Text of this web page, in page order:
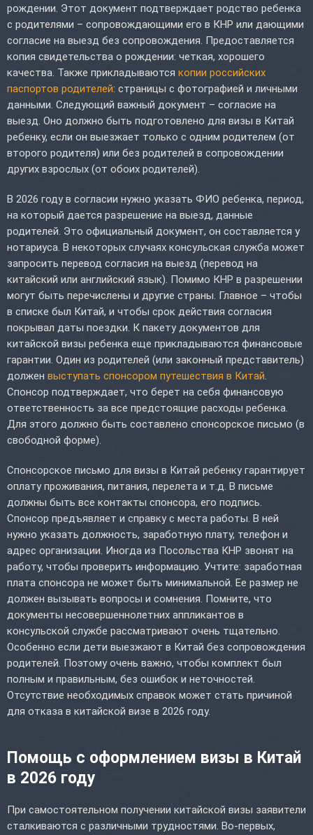
рождении. Этот документ подтверждает родство ребенка
с родителями – сопровождающими его в КНР или дающими
согласие на выезд без сопровождения. Предоставляется
копия свидетельства о рождении: четкая, хорошего
качества. Также прикладываются копии российских
паспортов родителей: страницы с фотографией и личными
данными. Следующий важный документ – согласие на
выезд. Оно должно быть подготовлено для визы в Китай
ребенку, если он выезжает только с одним родителем (от
второго родителя) или без родителей в сопровождении
других взрослых (от обоих родителей).
В 2026 году в согласии нужно указать ФИО ребенка, период,
на который дается разрешение на выезд, данные
родителей. Это официальный документ, он составляется у
нотариуса. В некоторых случаях консульская служба может
запросить перевод согласия на выезд (перевод на
китайский или английский язык). Помимо КНР в разрешении
могут быть перечислены и другие страны. Главное – чтобы
в списке был Китай, и чтобы срок действия согласия
покрывал даты поездки. К пакету документов для
китайской визы ребенка еще прикладываются финансовые
гарантии. Один из родителей (или законный представитель)
должен выступать спонсором путешествия в Китай.
Спонсор подтверждает, что берет на себя финансовую
ответственность за все предстоящие расходы ребенка.
Для этого должно быть составлено спонсорское письмо (в
свободной форме).
Спонсорское письмо для визы в Китай ребенку гарантирует
оплату проживания, питания, перелета и т.д. В письме
должны быть все контакты спонсора, его подпись.
Спонсор предъявляет и справку с места работы. В ней
нужно указать должность, заработную плату, телефон и
адрес организации. Иногда из Посольства КНР звонят на
работу, чтобы проверить информацию. Учтите: заработная
плата спонсора не может быть минимальной. Ее размер не
должен вызывать вопросы и сомнения. Помните, что
документы несовершеннолетних аппликантов в
консульской службе рассматривают очень тщательно.
Особенно если дети выезжают в Китай без сопровождения
родителей. Поэтому очень важно, чтобы комплект был
полным и правильным, без ошибок и неточностей.
Отсутствие необходимых справок может стать причиной
для отказа в китайской визе в 2026 году.
Помощь с оформлением визы в Китай
в 2026 году
При самостоятельном получении китайской визы заявители
сталкиваются с различными трудностями. Во-первых,